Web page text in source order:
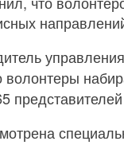
волонтеры